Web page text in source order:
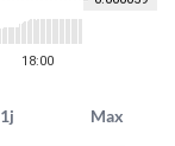
1j Max